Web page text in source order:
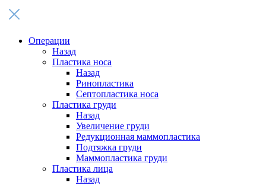
Операции
Назад
Пластика носа
Назад
Ринопластика
Септопластика носа
Пластика груди
Назад
Увеличение груди
Редукционная маммопластика
Подтяжка груди
Маммопластика груди
Пластика лица
Назад